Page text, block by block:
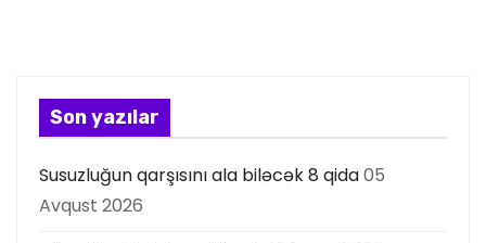
Son yazılar
Susuzluğun qarşısını ala biləcək 8 qida05
Avqust 2026